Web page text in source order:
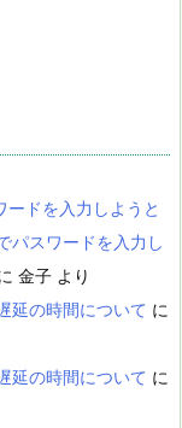
ドを入力しようと
パスワードを入力し
金子 より
延の時間について に
延の時間について に